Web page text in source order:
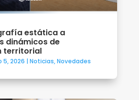
estática a
dinámicos de
territorial
5, 2026 | Noticias,Novedades